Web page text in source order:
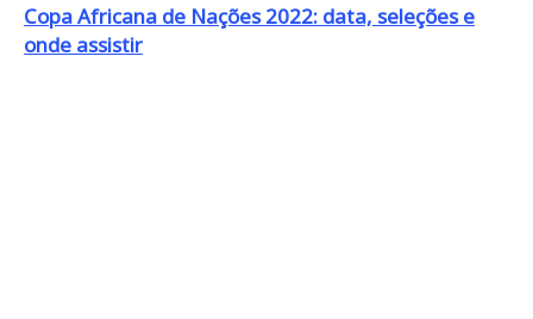
Copa Africana de Nações 2022: data, seleções e
onde assistir